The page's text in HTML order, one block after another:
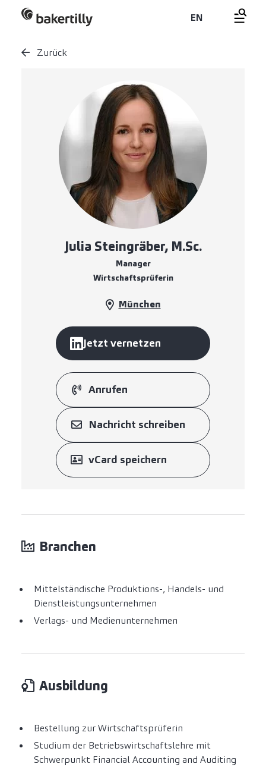
EN
Zurück
Julia Steingräber, M.Sc.
Manager
Wirtschaftsprüferin
München
Jetzt vernetzen
Anrufen
Nachricht schreiben
vCard speichern
Branchen
Mittelständische Produktions-, Handels- und
Dienstleistungsunternehmen
Verlags- und Medienunternehmen
Ausbildung
Bestellung zur Wirtschaftsprüferin
Studium der Betriebswirtschaftslehre mit
Schwerpunkt Financial Accounting and Auditing